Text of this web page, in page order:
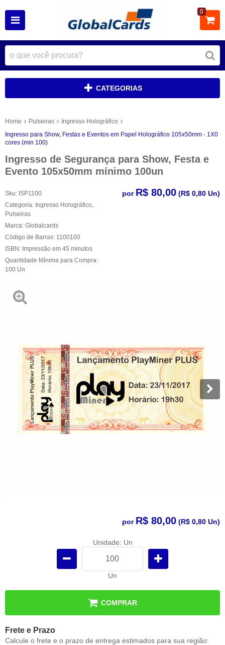
0
CATEGORIAS
Home Pulseiras
Ingresso Holográfico
Ingresso para Show, Festas e Eventos em Papel Holográfico 105x50mm - 1X0
cores (min 100)
Ingresso de Segurança para Show, Festa e
Evento 105x50mm mínimo 100un
Sku: ISP1100
Categoria: Ingresso Holográfico
Pulseiras
Marca: Globalcards
Código de Barras: 1100100
ISBN: Impressão em 45 minutos
Quantidade Mínima para Compra:
100 Un
por R$ 80,00 (R$ 0,80 Un)
por R$ 80,00 (R$ 0,80 Un)
Unidade: Un
Un
COMPRAR
Frete e Prazo
Calcule o frete e o prazo de entrega estimados para sua região: